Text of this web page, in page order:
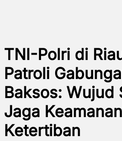
TNI-Polri di
Patroli
Baksos: Wujud
Jaga
Ketertiban